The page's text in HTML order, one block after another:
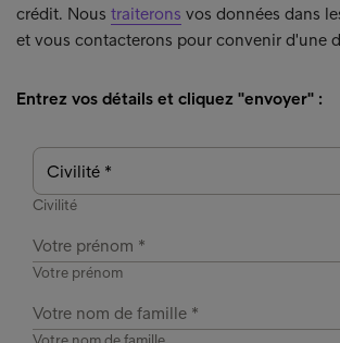
crédit. Nous traiterons vos données dans
et vous contacterons pour convenir d'une
Entrez vos détails et cliquez "envoyer" :